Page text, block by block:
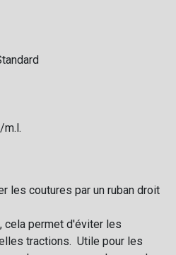
m.l.
les coutures par un ruban droit
cela permet d'éviter les
tractions. Utile pour les